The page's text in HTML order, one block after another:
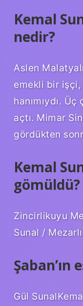
Kemal
nedir?
Aslen
emekli bir işçi,
hanımıydı.
açtı. Mimar
gördükten
Kemal
gömüldü?
Zincirlikuyu
Sunal /
Şaban’ın
Gül